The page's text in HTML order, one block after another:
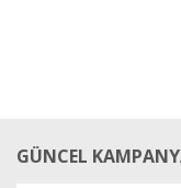
GÜNCEL